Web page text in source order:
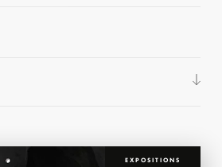
EXPOSITIONS